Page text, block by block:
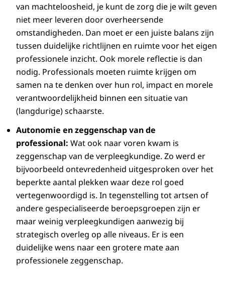
van machteloosheid, je kunt de zorg die je wilt geven
niet meer leveren door overheersende
omstandigheden. Dan moet er een juiste balans zijn
tussen duidelijke richtlijnen en ruimte voor het eigen
professionele inzicht. Ook morele reflectie is dan
nodig. Professionals moeten ruimte krijgen om
samen na te denken over hun rol, impact en morele
verantwoordelijkheid binnen een situatie van
(langdurige) schaarste.
Autonomie en zeggenschap van de
professional: Wat ook naar voren kwam is
zeggenschap van de verpleegkundige. Zo werd er
bijvoorbeeld ontevredenheid uitgesproken over het
beperkte aantal plekken waar deze rol goed
vertegenwoordigd is. In tegenstelling tot artsen of
andere gespecialiseerde beroepsgroepen zijn er
maar weinig verpleegkundigen aanwezig bij
strategisch overleg op alle niveaus. Er is een
duidelijke wens naar een grotere mate aan
professionele zeggenschap.